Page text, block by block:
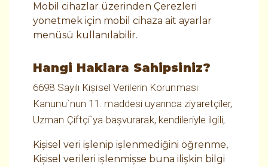
Mobil cihazlar üzerinden Çerezleri
yönetmek için mobil cihaza ait ayarlar
menüsü kullanılabilir.
Hangi Haklara Sahipsiniz?
6698 Sayılı Kişisel Verilerin Korunması
Kanunu`nun 11. maddesi uyarınca ziyaretçiler,
Uzman Çiftçi`ya başvurarak, kendileriyle ilgili,
Kişisel veri işlenip işlenmediğini öğrenme,
Kişisel verileri işlenmişse buna ilişkin bilgi